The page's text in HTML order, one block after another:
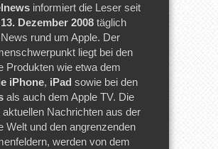
informiert die Leser seit
13. Dezember 2008 täglich
rund um Apple. Der
liegt bei den
Produkten wie etwa dem
iPhone, iPad sowie bei den
als auch dem Apple TV. Die
Nachrichten aus der
Welt und den angrenzenden
werden von dem